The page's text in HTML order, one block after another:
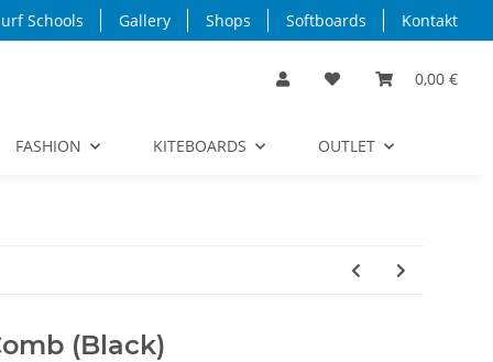
Schools Gallery Shops Softboards Kontakt
0,00 €
FASHION KITEBOARDS OUTLET
(Black)